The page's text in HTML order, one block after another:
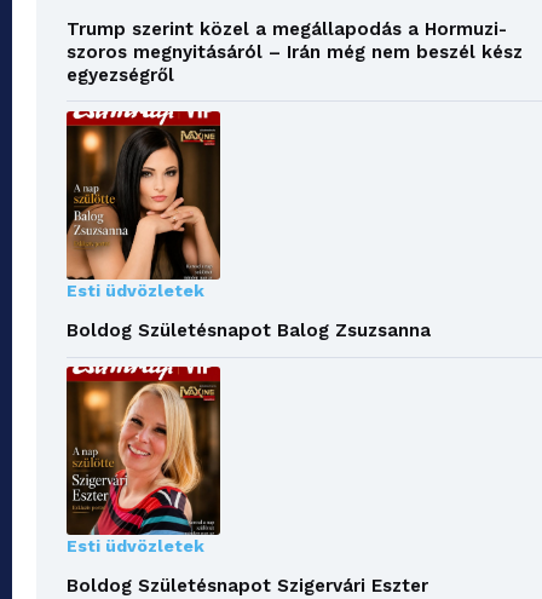
Trump szerint közel a megállapodás a Hormuzi-
szoros megnyitásáról – Irán még nem beszél kész
egyezségről
Esti üdvözletek
Boldog Születésnapot Balog Zsuzsanna
Esti üdvözletek
Boldog Születésnapot Szigervári Eszter